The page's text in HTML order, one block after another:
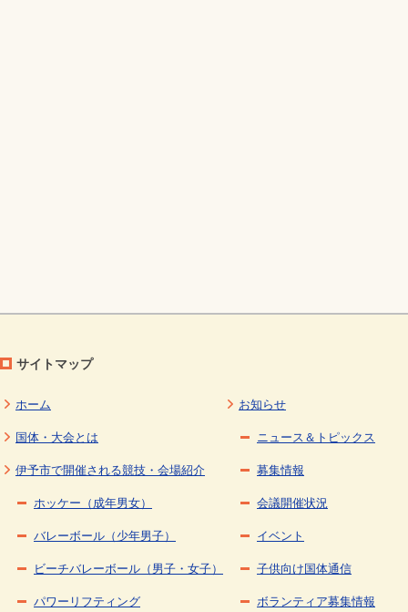
サイトマップ
ホーム
国体・大会とは
伊予市で開催される競技・会場紹介
ホッケー（成年男女）
バレーボール（少年男子）
ビーチバレーボール（男子・女子）
パワーリフティング
お知らせ
ニュース＆トピックス
募集情報
会議開催状況
イベント
子供向け国体通信
ボランティア募集情報